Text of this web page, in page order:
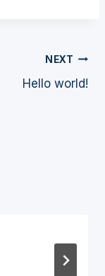
NEXT
Hello world!